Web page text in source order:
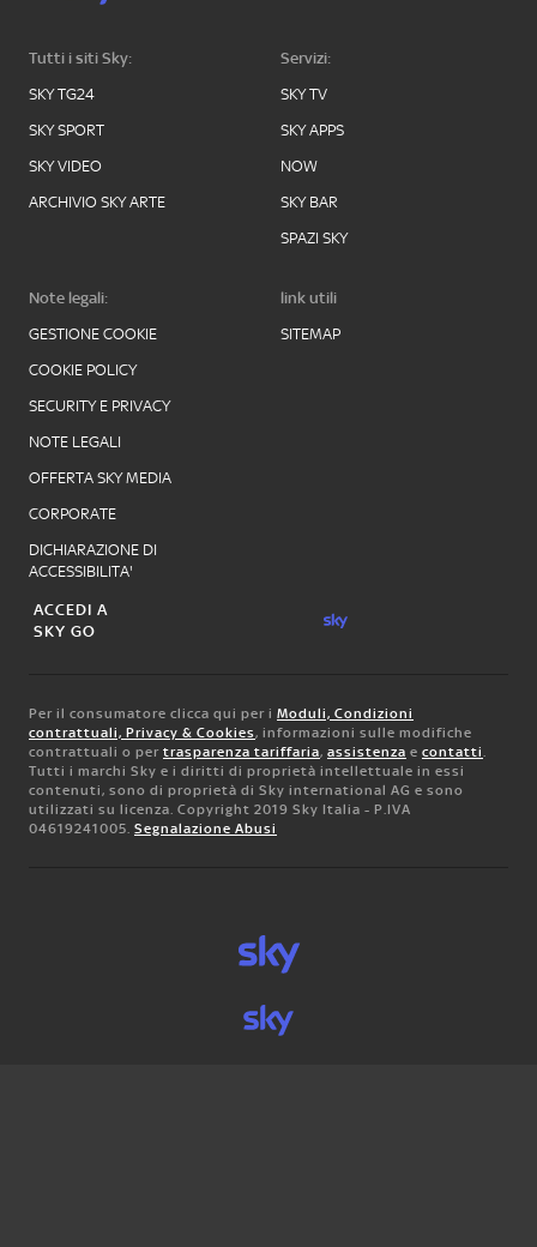
Tutti i siti Sky:
SKY TG24
SKY SPORT
SKY VIDEO
ARCHIVIO SKY ARTE
Servizi:
SKY TV
SKY APPS
NOW
SKY BAR
SPAZI SKY
Note legali:
GESTIONE COOKIE
COOKIE POLICY
SECURITY E PRIVACY
NOTE LEGALI
OFFERTA SKY MEDIA
CORPORATE
DICHIARAZIONE DI
ACCESSIBILITA'
link utili
SITEMAP
ACCEDI A
SKY GO
Per il consumatore clicca qui per i Moduli, Condizioni
contrattuali, Privacy & Cookies, informazioni sulle modifiche
contrattuali o per trasparenza tariffaria, assistenza e contatti.
Tutti i marchi Sky e i diritti di proprietà intellettuale in essi
contenuti, sono di proprietà di Sky international AG e sono
utilizzati su licenza. Copyright 2019 Sky Italia - P.IVA
04619241005. Segnalazione Abusi